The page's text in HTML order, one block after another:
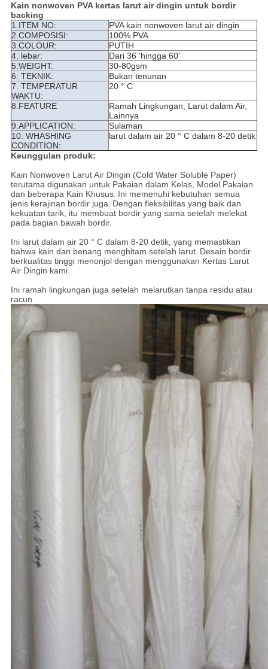
Kain nonwoven PVA kertas larut air dingin untuk bordir
backing
1.ITEM NO:
PVA kain nonwoven larut air dingin
2.COMPOSISI:
100% PVA
3.COLOUR:
PUTIH
4. lebar:
Dari 36 'hingga 60'
5.WEIGHT:
30-80gsm
6: TEKNIK:
Bukan tenunan
7. TEMPERATUR
WAKTU:
20 ° C
8.FEATURE
Ramah Lingkungan, Larut dalam Air,
Lainnya
9.APPLICATION:
Sulaman
10: WHASHING
CONDITION:
larut dalam air 20 ° C dalam 8-20 detik
Keunggulan produk:
Kain Nonwoven Larut Air Dingin (Cold Water Soluble Paper)
terutama digunakan untuk Pakaian dalam Kelas, Model Pakaian
dan beberapa Kain Khusus. Ini memenuhi kebutuhan semua
jenis kerajinan bordir juga. Dengan fleksibilitas yang baik dan
kekuatan tarik, itu membuat bordir yang sama setelah melekat
pada bagian bawah bordir.
Ini larut dalam air 20 ° C dalam 8-20 detik, yang memastikan
bahwa kain dan benang menghitam setelah larut. Desain bordir
berkualitas tinggi menonjol dengan menggunakan Kertas Larut
Air Dingin kami.
Ini ramah lingkungan juga setelah melarutkan tanpa residu atau
racun.